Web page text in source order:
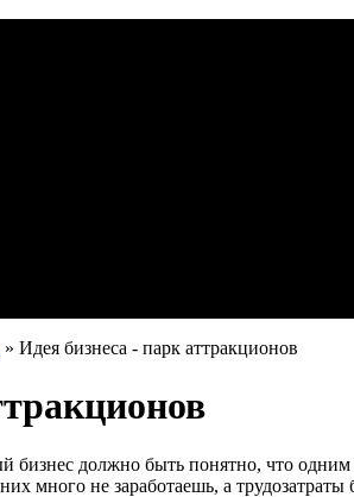
» Идея бизнеса - парк аттракционов
бизнес должно быть понятно, что
много не заработаешь, а трудозатраты